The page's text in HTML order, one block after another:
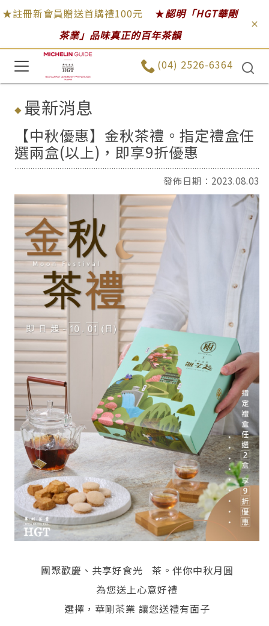
★註冊新會員贈送首購禮100元 ★認明「HGT華剛
茶業」品味真正的百年茶韻
(04) 2526-6364
最新消息
【中秋優惠】金秋茶禮。指定禮盒任
選兩盒(以上)，即享9折優惠
發佈日期：2023.08.03
團聚歡慶、共享好食光 茶。伴你中秋月圓
為您送上心意好禮
選擇，華剛茶業 讓您送禮有面子